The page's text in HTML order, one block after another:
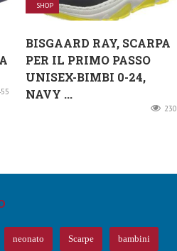
SHOP
BISGAARD RAY, SCARPA
PER IL PRIMO PASSO
UNISEX-BIMBI 0-24,
NAVY ...
230
neonato Scarpe bambini